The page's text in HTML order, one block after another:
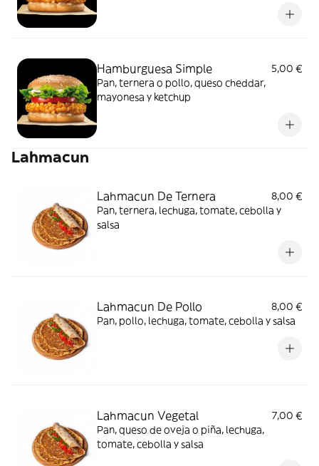
Hamburguesa Simple
5,00 €
Pan, ternera o pollo, queso cheddar,
mayonesa y ketchup
Lahmacun
Lahmacun De Ternera
8,00 €
Pan, ternera, lechuga, tomate, cebolla y
salsa
Lahmacun De Pollo
8,00 €
Pan, pollo, lechuga, tomate, cebolla y salsa
Lahmacun Vegetal
7,00 €
Pan, queso de oveja o piña, lechuga,
tomate, cebolla y salsa